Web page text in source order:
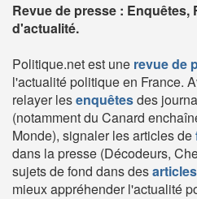
Revue de presse :
d'actualité.
Politique.net est une revue de
l'actualité politique en France.
relayer lesenquêtesdes
(notamment du Canard
Monde), signaler les articles de
dans la presse (Décodeurs,
sujets de fond dans des
mieux appréhender l'actualité